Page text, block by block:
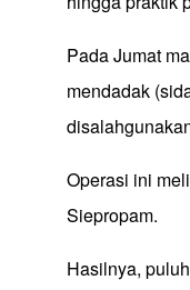
Pada Jumat
mendadak
Operasi ini
Siepropam.
Hasilnya,